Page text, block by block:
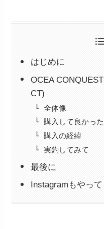
はじめに
OCEA
CT)
全体像
購入して良かっ
購入の経緯
実釣してみて
最後に
Instagramもやって